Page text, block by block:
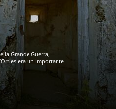
Grande Guerra,
era un importante